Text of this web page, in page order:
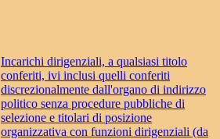
Incarichi dirigenziali, a qualsiasi titolo
conferiti, ivi inclusi quelli conferiti
discrezionalmente dall'organo di indirizzo
politico senza procedure pubbliche di
selezione e titolari di posizione
organizzativa con funzioni dirigenziali (da